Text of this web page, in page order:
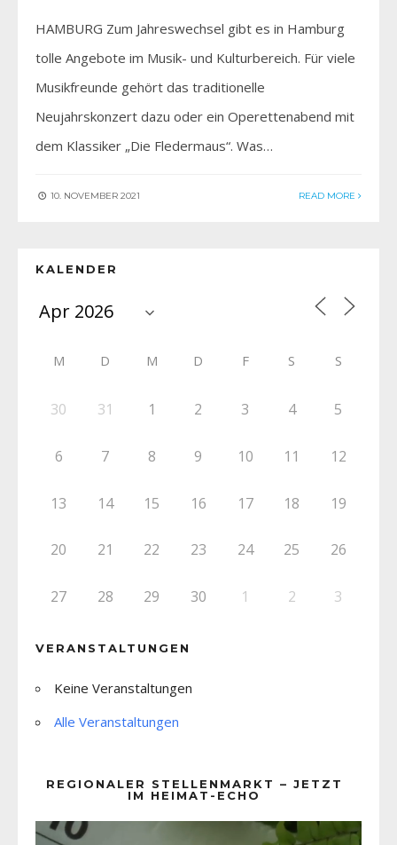
HAMBURG Zum Jahreswechsel gibt es in Hamburg
tolle Angebote im Musik- und Kulturbereich. Für viele
Musikfreunde gehört das traditionelle
Neujahrskonzert dazu oder ein Operettenabend mit
dem Klassiker „Die Fledermaus“. Was…
10. NOVEMBER 2021 READ MORE
KALENDER
M D M D F S S
30 31 1 2 3 4 5
6 7 8 9 10 11 12
13 14 15 16 17 18 19
20 21 22 23 24 25 26
27 28 29 30 1 2 3
VERANSTALTUNGEN
Keine Veranstaltungen
Alle Veranstaltungen
REGIONALER STELLENMARKT – JETZT
IM HEIMAT-ECHO